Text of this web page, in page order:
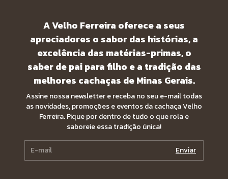
A Velho Ferreira oferece a seus
apreciadores o sabor das histórias, a
excelência das matérias-primas, o
saber de pai para filho e a tradição das
melhores cachaças de Minas Gerais.
Assine nossa newsletter e receba no seu e-mail todas
as novidades, promoções e eventos da cachaça Velho
Ferreira. Fique por dentro de tudo o que rola e
saboreie essa tradição única!